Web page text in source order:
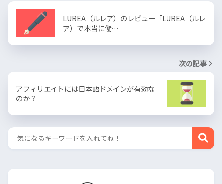
LUREA（ルレア）のレビュー「LUREA（ルレ
ア）で本当に儲…
次の記事
アフィリエイトには日本語ドメインが有効な
のか？